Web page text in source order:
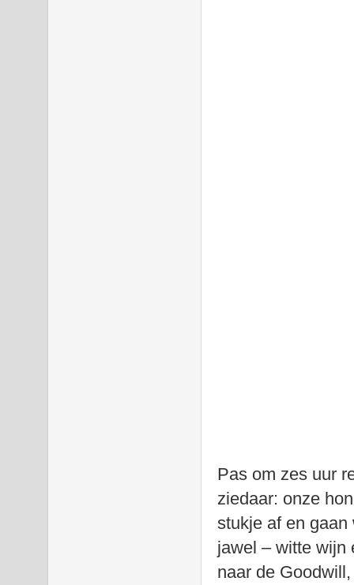
Pas om zes uur
ziedaar: onze
stukje af en
jawel – witte wijn
naar de